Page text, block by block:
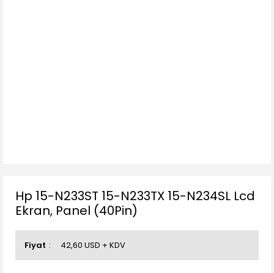
Hp 15-N233ST 15-N233TX 15-N234SL Lcd
Ekran, Panel (40Pin)
Fiyat 42,60 USD + KDV